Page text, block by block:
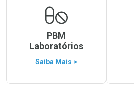
PBM
Laboratórios
Saiba Mais >